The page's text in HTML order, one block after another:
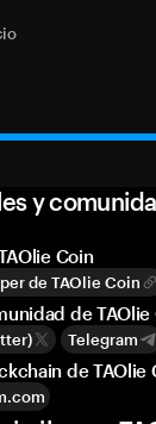
y
Coin
de TAOlie Coin
de TAOlie
Telegram
de TAOlie